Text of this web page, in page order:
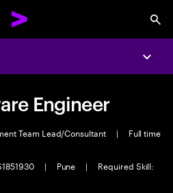
Engineer
Team Lead/Consultant |
Full time
| Pune |
Required Skill: